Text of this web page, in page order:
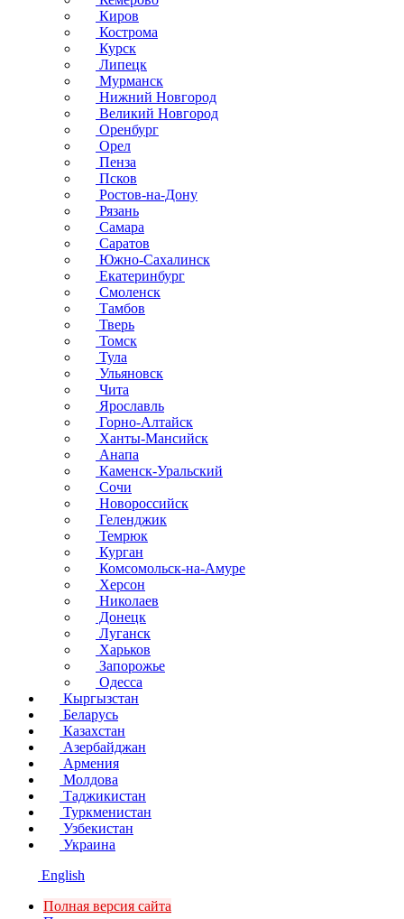
Киров
Кострома
Курск
Липецк
Мурманск
Нижний Новгород
Великий Новгород
Оренбург
Орел
Пенза
Псков
Ростов-на-Дону
Рязань
Самара
Саратов
Южно-Сахалинск
Екатеринбург
Смоленск
Тамбов
Тверь
Томск
Тула
Ульяновск
Чита
Ярославль
Горно-Алтайск
Ханты-Мансийск
Анапа
Каменск-Уральский
Сочи
Новороссийск
Геленджик
Темрюк
Курган
Комсомольск-на-Амуре
Херсон
Николаев
Донецк
Луганск
Харьков
Запорожье
Одесса
Кыргызстан
Беларусь
Казахстан
Азербайджан
Армения
Молдова
Таджикистан
Туркменистан
Узбекистан
Украина
English
Полная версия сайта